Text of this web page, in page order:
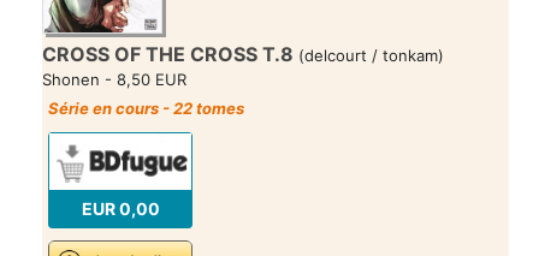
CROSS OF THE CROSS T.8 (delcourt / tonkam)
Shonen - 8,50 EUR
Série en cours - 22 tomes
EUR 0,00